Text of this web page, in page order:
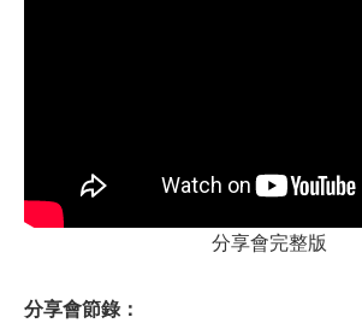
分享會完整版
分享會節錄：